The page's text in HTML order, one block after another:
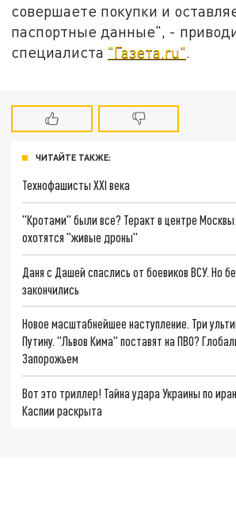
совершаете покупки и
паспортные данные", -
специалиста "Газета.ru"
ЧИТАЙТЕ ТАКЖЕ:
Технофашисты XXI века
"Кротами" были все? Теракт в центре
охотятся "живые дроны"
Даня с Дашей спаслись от боевиков ВСУ. Но
закончились
Новое масштабнейшее наступление. Три
Путину. "Львов Кима" поставят на ПВО?
Запорожьем
Вот это триллер! Тайна удара Украины по
Каспии раскрыта